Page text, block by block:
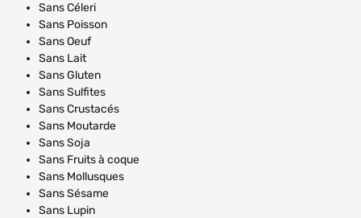
Sans Céleri
Sans Poisson
Sans Oeuf
Sans Lait
Sans Gluten
Sans Sulfites
Sans Crustacés
Sans Moutarde
Sans Soja
Sans Fruits à coque
Sans Mollusques
Sans Sésame
Sans Lupin